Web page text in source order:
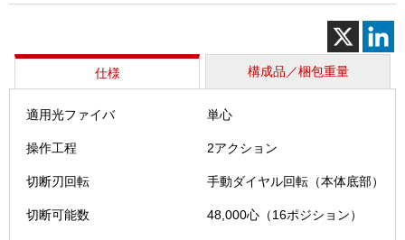
ッ
タ
（CT-
仕様 構成品／梱包重量
適用光ファイバ 単心
操作工程 2アクション
切断刃回転 手動ダイヤル回転（本体底部）
切断可能数 48,000心（16ポジション）